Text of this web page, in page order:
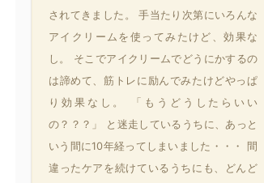
されてきました。 手当たり次第にいろんな
アイクリームを使ってみたけど、効果な
し。 そこでアイクリームでどうにかするの
は諦めて、筋トレに励んでみたけどやっぱ
り効果なし。 「もうどうしたらいい
の？？？」 と迷走しているうちに、あっと
いう間に10年経ってしまいました・・・ 間
違ったケアを続けているうちにも、どんど